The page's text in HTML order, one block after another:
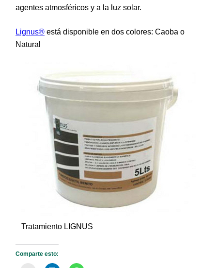
agentes atmosféricos y a la luz solar.
Lignus® está disponible en dos colores: Caoba o
Natural
Tratamiento LIGNUS
Comparte esto: